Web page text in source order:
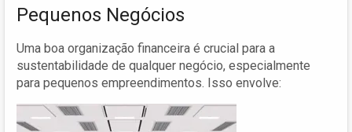
Pequenos Negócios
Uma boa organização financeira é crucial para a
sustentabilidade de qualquer negócio, especialmente
para pequenos empreendimentos. Isso envolve: